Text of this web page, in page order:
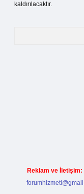
kaldırılacaktır.
Reklam ve İletişim: